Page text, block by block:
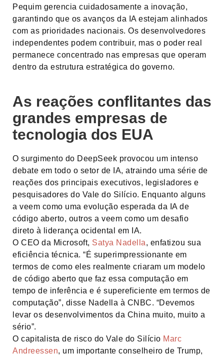
Pequim gerencia cuidadosamente a inovação,
garantindo que os avanços da IA estejam alinhados
com as prioridades nacionais. Os desenvolvedores
independentes podem contribuir, mas o poder real
permanece concentrado nas empresas que operam
dentro da estrutura estratégica do governo.
As reações conflitantes das
grandes empresas de
tecnologia dos EUA
O surgimento do DeepSeek provocou um intenso
debate em todo o setor de IA, atraindo uma série de
reações dos principais executivos, legisladores e
pesquisadores do Vale do Silício. Enquanto alguns
a veem como uma evolução esperada da IA de
código aberto, outros a veem como um desafio
direto à liderança ocidental em IA.
O CEO da Microsoft, Satya Nadella, enfatizou sua
eficiência técnica. “É superimpressionante em
termos de como eles realmente criaram um modelo
de código aberto que faz essa computação em
tempo de inferência e é supereficiente em termos de
computação”, disse Nadella à CNBC. “Devemos
levar os desenvolvimentos da China muito, muito a
sério”.
O capitalista de risco do Vale do Silício Marc
Andreessen, um importante conselheiro de Trump,